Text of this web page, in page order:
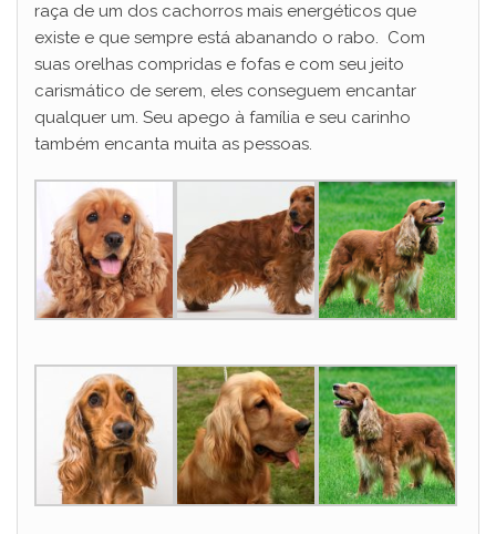
raça de um dos cachorros mais energéticos que
existe e que sempre está abanando o rabo. Com
suas orelhas compridas e fofas e com seu jeito
carismático de serem, eles conseguem encantar
qualquer um. Seu apego à família e seu carinho
também encanta muita as pessoas.